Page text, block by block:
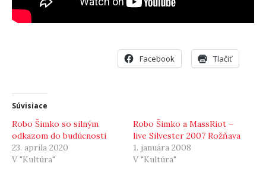
Facebook Tlačiť
Súvisiace
Robo Šimko so silným
odkazom do budúcnosti
23. apríla 2020
V "Kultúra"
Robo Šimko a MassRiot –
live Silvester 2007 Rožňava
1. januára 2008
V "Kultúra"